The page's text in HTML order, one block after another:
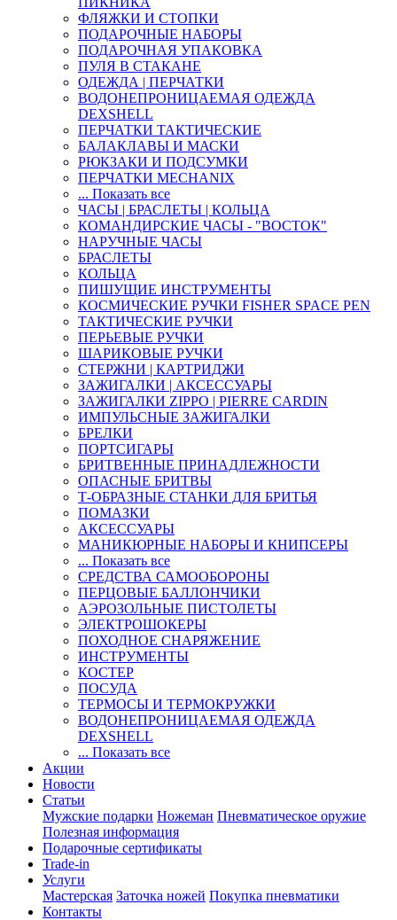
ФЛЯЖКИ И СТОПКИ
ПОДАРОЧНЫЕ НАБОРЫ
ПОДАРОЧНАЯ УПАКОВКА
ПУЛЯ В СТАКАНЕ
ОДЕЖДА | ПЕРЧАТКИ
ВОДОНЕПРОНИЦАЕМАЯ ОДЕЖДА
DEXSHELL
ПЕРЧАТКИ ТАКТИЧЕСКИЕ
БАЛАКЛАВЫ И МАСКИ
РЮКЗАКИ И ПОДСУМКИ
ПЕРЧАТКИ MECHANIX
... Показать все
ЧАСЫ | БРАСЛЕТЫ | КОЛЬЦА
КОМАНДИРСКИЕ ЧАСЫ - "ВОСТОК"
НАРУЧНЫЕ ЧАСЫ
БРАСЛЕТЫ
КОЛЬЦА
ПИШУЩИЕ ИНСТРУМЕНТЫ
КОСМИЧЕСКИЕ РУЧКИ FISHER SPACE PEN
ТАКТИЧЕСКИЕ РУЧКИ
ПЕРЬЕВЫЕ РУЧКИ
ШАРИКОВЫЕ РУЧКИ
СТЕРЖНИ | КАРТРИДЖИ
ЗАЖИГАЛКИ | АКСЕССУАРЫ
ЗАЖИГАЛКИ ZIPPO | PIERRE CARDIN
ИМПУЛЬСНЫЕ ЗАЖИГАЛКИ
БРЕЛКИ
ПОРТСИГАРЫ
БРИТВЕННЫЕ ПРИНАДЛЕЖНОСТИ
ОПАСНЫЕ БРИТВЫ
Т-ОБРАЗНЫЕ СТАНКИ ДЛЯ БРИТЬЯ
ПОМАЗКИ
АКСЕССУАРЫ
МАНИКЮРНЫЕ НАБОРЫ И КНИПСЕРЫ
... Показать все
СРЕДСТВА САМООБОРОНЫ
ПЕРЦОВЫЕ БАЛЛОНЧИКИ
АЭРОЗОЛЬНЫЕ ПИСТОЛЕТЫ
ЭЛЕКТРОШОКЕРЫ
ПОХОДНОЕ СНАРЯЖЕНИЕ
ИНСТРУМЕНТЫ
КОСТЕР
ПОСУДА
ТЕРМОСЫ И ТЕРМОКРУЖКИ
ВОДОНЕПРОНИЦАЕМАЯ ОДЕЖДА
DEXSHELL
... Показать все
Акции
Новости
Статьи
Мужские подарки Ножеман Пневматическое оружие
Полезная информация
Подарочные сертификаты
Trade-in
Услуги
Мастерская Заточка ножей Покупка пневматики
Контакты